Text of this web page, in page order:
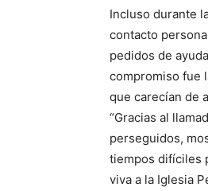
Incluso durante
contacto
pedidos de
compromiso fue
que carecían de
“Gracias al
perseguidos,
tiempos difíciles
viva a la Iglesia